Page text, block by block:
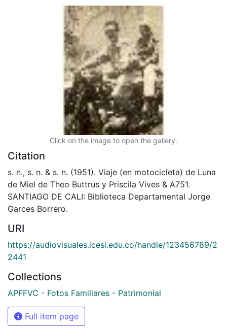
Click on the image to open the gallery.
Citation
s. n., s. n. & s. n. (1951). Viaje (en motocicleta) de Luna
de Miel de Theo Buttrus y Priscila Vives & A751.
SANTIAGO DE CALI: Biblioteca Departamental Jorge
Garces Borrero.
URI
https://audiovisuales.icesi.edu.co/handle/123456789/2
2441
Collections
APFFVC - Fotos Familiares - Patrimonial
Full item page